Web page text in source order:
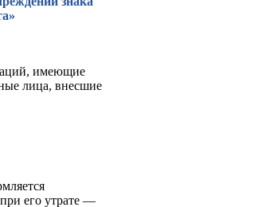
имеющие
лица, внесшие
его утрате —